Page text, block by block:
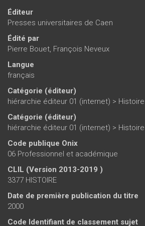
Éditeur
Presses universitaires de Caen
Édité par
Pierre Bouet, François Neveux
Langue
français
Catégorie (éditeur)
hiérarchie éditeur 01 (internet) > Histoire
Catégorie (éditeur)
hiérarchie éditeur 01 (internet) > Histoire
Code publique Onix
06 Professionnel et académique
CLIL (Version 2013-2019 )
3377 HISTOIRE
Date de première publication du titre
2000
Code Identifiant de classement sujet